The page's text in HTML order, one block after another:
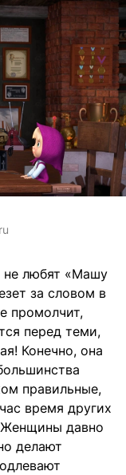
не любят «Машу
за словом в
промолчит,
перед теми,
Конечно, она
правильные,
время других
давно
делают